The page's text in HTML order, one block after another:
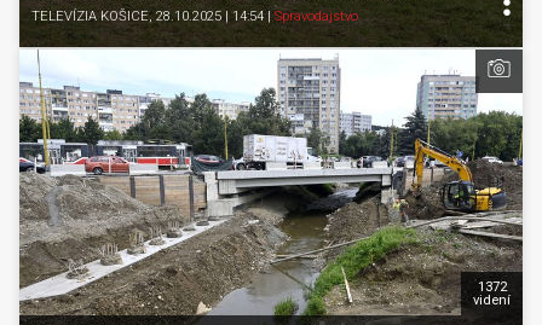
TELEVÍZIA KOŠICE, 28.10.2025 | 14:54 Spravodajstvo
1372
videní